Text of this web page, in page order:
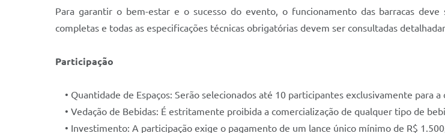
Para garantir o bem-estar e o sucesso do evento, o funcionamento das barracas
completas e todas as especificações técnicas obrigatórias devem ser consultadas
Participação
• Quantidade de Espaços: Serão selecionados até 10 participantes exclusivamente para
• Vedação de Bebidas: É estritamente proibida a comercialização de qualquer tipo de
• Investimento: A participação exige o pagamento de um lance único mínimo de R$